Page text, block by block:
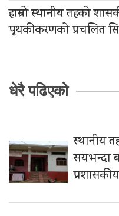
हाम्रो स्थानीय तहको
पृथकीकरणको प्रचलित
धेरै पढिएको
स्थानीय
सयभन्दा